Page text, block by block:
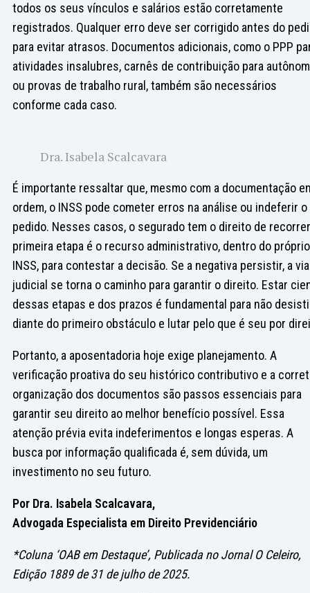
todos os seus vínculos e salários estão corretamente
registrados. Qualquer erro deve ser corrigido antes do
para evitar atrasos. Documentos adicionais, como o PPP
atividades insalubres, carnês de contribuição para
ou provas de trabalho rural, também são necessários
conforme cada caso.
Dra. Isabela Scalcavara
É importante ressaltar que, mesmo com a documentação
ordem, o INSS pode cometer erros na análise ou indeferir o
pedido. Nesses casos, o segurado tem o direito de
primeira etapa é o recurso administrativo, dentro do próprio
INSS, para contestar a decisão. Se a negativa persistir, a via
judicial se torna o caminho para garantir o direito. Estar
dessas etapas e dos prazos é fundamental para não
diante do primeiro obstáculo e lutar pelo que é seu por
Portanto, a aposentadoria hoje exige planejamento. A
verificação proativa do seu histórico contributivo e a
organização dos documentos são passos essenciais para
garantir seu direito ao melhor benefício possível. Essa
atenção prévia evita indeferimentos e longas esperas. A
busca por informação qualificada é, sem dúvida, um
investimento no seu futuro.
Por Dra. Isabela Scalcavara,
Advogada Especialista em Direito Previdenciário
*Coluna ‘OAB em Destaque’, Publicada no Jornal O Celeiro,
Edição 1889 de 31 de julho de 2025.